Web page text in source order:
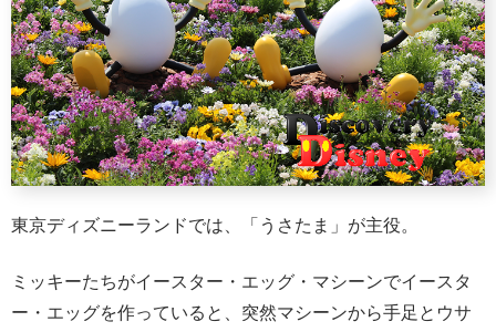
東京ディズニーランドでは、「うさたま」が主役。
ミッキーたちがイースター・エッグ・マシーンでイースタ
ー・エッグを作っていると、突然マシーンから手足とウサ